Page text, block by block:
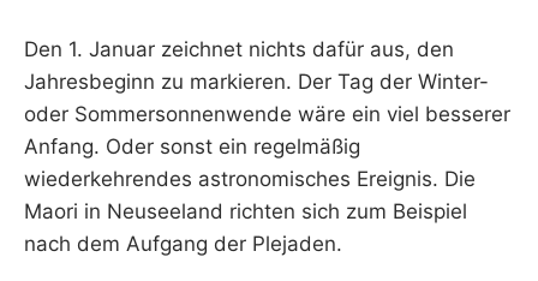
Den 1. Januar zeichnet nichts dafür aus, den
Jahresbeginn zu markieren. Der Tag der Winter-
oder Sommersonnenwende wäre ein viel besserer
Anfang. Oder sonst ein regelmäßig
wiederkehrendes astronomisches Ereignis. Die
Maori in Neuseeland richten sich zum Beispiel
nach dem Aufgang der Plejaden.